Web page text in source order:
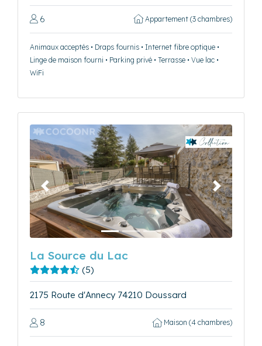
6 Appartement (3 chambres)
Animaux acceptés • Draps fournis • Internet fibre optique •
Linge de maison fourni • Parking privé • Terrasse • Vue lac •
WiFi
Précédent Suivant
La Source du Lac
(5)
2175 Route d'Annecy 74210 Doussard
8 Maison (4 chambres)